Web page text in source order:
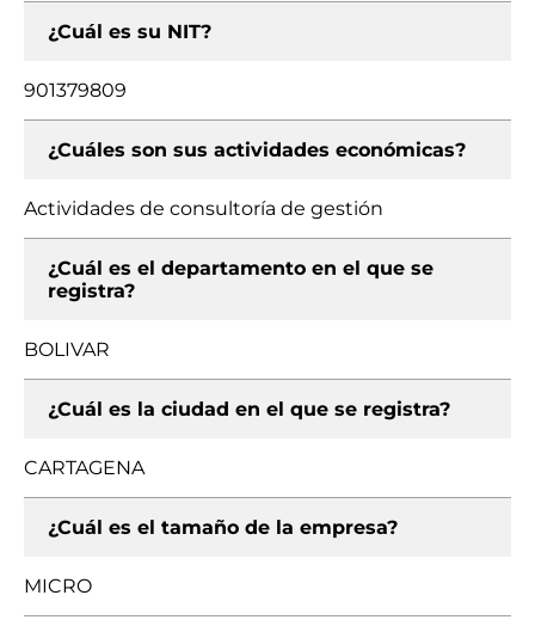
¿Cuál es su NIT?
901379809
¿Cuáles son sus actividades económicas?
Actividades de consultoría de gestión
¿Cuál es el departamento en el que se
registra?
BOLIVAR
¿Cuál es la ciudad en el que se registra?
CARTAGENA
¿Cuál es el tamaño de la empresa?
MICRO